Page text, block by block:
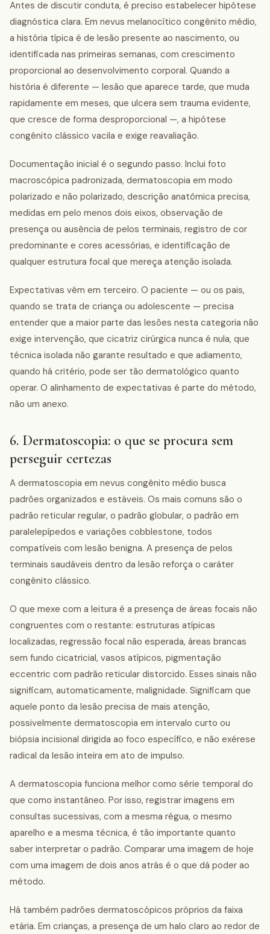
Antes de discutir conduta, é preciso estabelecer hipótese
diagnóstica clara. Em nevus melanocítico congênito médio,
a história típica é de lesão presente ao nascimento, ou
identificada nas primeiras semanas, com crescimento
proporcional ao desenvolvimento corporal. Quando a
história é diferente — lesão que aparece tarde, que muda
rapidamente em meses, que ulcera sem trauma evidente,
que cresce de forma desproporcional —, a hipótese
congênito clássico vacila e exige reavaliação.
Documentação inicial é o segundo passo. Inclui foto
macroscópica padronizada, dermatoscopia em modo
polarizado e não polarizado, descrição anatômica precisa,
medidas em pelo menos dois eixos, observação de
presença ou ausência de pelos terminais, registro de cor
predominante e cores acessórias, e identificação de
qualquer estrutura focal que mereça atenção isolada.
Expectativas vêm em terceiro. O paciente — ou os pais,
quando se trata de criança ou adolescente — precisa
entender que a maior parte das lesões nesta categoria não
exige intervenção, que cicatriz cirúrgica nunca é nula, que
técnica isolada não garante resultado e que adiamento,
quando há critério, pode ser tão dermatológico quanto
operar. O alinhamento de expectativas é parte do método,
não um anexo.
6. Dermatoscopia: o que se procura sem
perseguir certezas
A dermatoscopia em nevus congênito médio busca
padrões organizados e estáveis. Os mais comuns são o
padrão reticular regular, o padrão globular, o padrão em
paralelepípedos e variações cobblestone, todos
compatíveis com lesão benigna. A presença de pelos
terminais saudáveis dentro da lesão reforça o caráter
congênito clássico.
O que mexe com a leitura é a presença de áreas focais não
congruentes com o restante: estruturas atípicas
localizadas, regressão focal não esperada, áreas brancas
sem fundo cicatricial, vasos atípicos, pigmentação
eccentric com padrão reticular distorcido. Esses sinais não
significam, automaticamente, malignidade. Significam que
aquele ponto da lesão precisa de mais atenção,
possivelmente dermatoscopia em intervalo curto ou
biópsia incisional dirigida ao foco específico, e não exérese
radical da lesão inteira em ato de impulso.
A dermatoscopia funciona melhor como série temporal do
que como instantâneo. Por isso, registrar imagens em
consultas sucessivas, com a mesma régua, o mesmo
aparelho e a mesma técnica, é tão importante quanto
saber interpretar o padrão. Comparar uma imagem de hoje
com uma imagem de dois anos atrás é o que dá poder ao
método.
Há também padrões dermatoscópicos próprios da faixa
etária. Em crianças, a presença de um halo claro ao redor de